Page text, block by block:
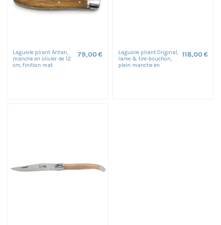
Laguiole pliant Antan,
manche en olivier de 12
cm, finition mat
79,00 €
Laguiole pliant Original,
lame & tire-bouchon,
plein manche en
118,00 €